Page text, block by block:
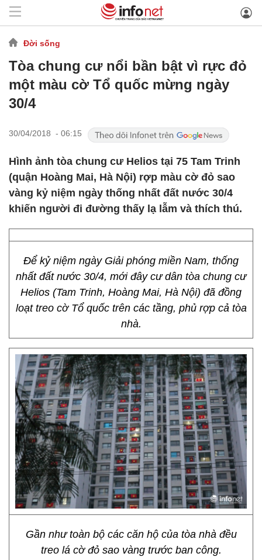
Đời sống
Tòa chung cư nổi bần bật vì rực đỏ
một màu cờ Tổ quốc mừng ngày
30/4
30/04/2018 - 06:15
Hình ảnh tòa chung cư Helios tại 75 Tam Trinh
(quận Hoàng Mai, Hà Nội) rợp màu cờ đỏ sao
vàng kỷ niệm ngày thống nhất đất nước 30/4
khiến người đi đường thấy lạ lẫm và thích thú.
Để kỷ niệm ngày Giải phóng miền Nam, thống
nhất đất nước 30/4, mới đây cư dân tòa chung cư
Helios (Tam Trinh, Hoàng Mai, Hà Nội) đã đồng
loạt treo cờ Tổ quốc trên các tầng, phủ rợp cả tòa
nhà.
Gần như toàn bộ các căn hộ của tòa nhà đều
treo lá cờ đỏ sao vàng trước ban công.